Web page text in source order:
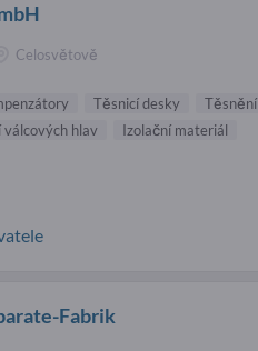
Celosvětově
Těsnicí desky
válcových hlav
Izolační materiál
Fabrik